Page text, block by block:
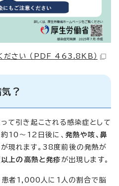
ください （PDF 463.8KB）
？
って引き起こされる感染症として
約10～12日後に、 発熱や咳、鼻
が現れます。38度前後の発熱が
上の高熱と発疹 が出現します。
患者1,000人に1人の割合で脳